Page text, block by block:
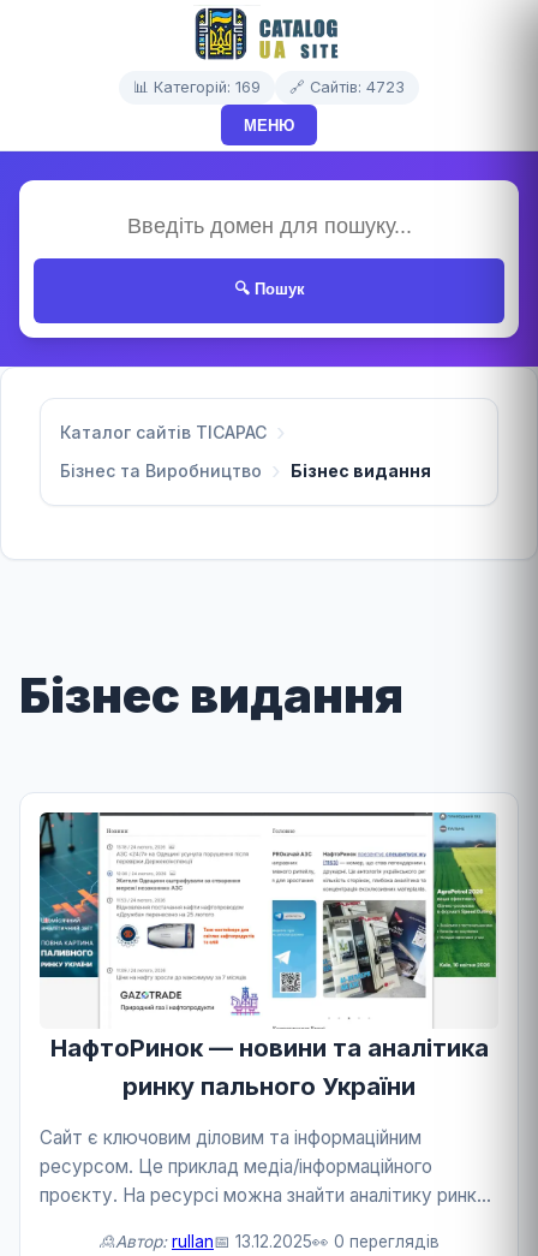
📊 Категорій: 169 🔗 Сайтів: 4723
МЕНЮ
🔍 Пошук
Каталог сайтів TICAPAC
Бізнес та Виробництво
Бізнес видання
Бізнес видання
НафтоРинок — новини та аналітика
ринку пального України
Сайт є ключовим діловим та інформаційним
ресурсом. Це приклад медіа/інформаційного
проєкту. На ресурсі можна знайти аналітику ринку.
🙎Автор: rullan📅 13.12.2025👀 0 переглядів